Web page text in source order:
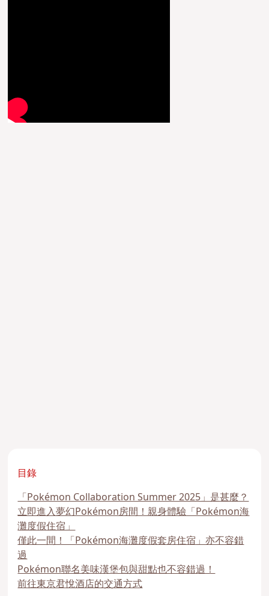
目錄
「Pokémon Collaboration Summer 2025」是甚麼？
立即進入夢幻Pokémon房間！親身體驗「Pokémon海
灘度假住宿」
僅此一間！「Pokémon海灘度假套房住宿」亦不容錯
過
Pokémon聯名美味漢堡包與甜點也不容錯過！
前往東京君悅酒店的交通方式